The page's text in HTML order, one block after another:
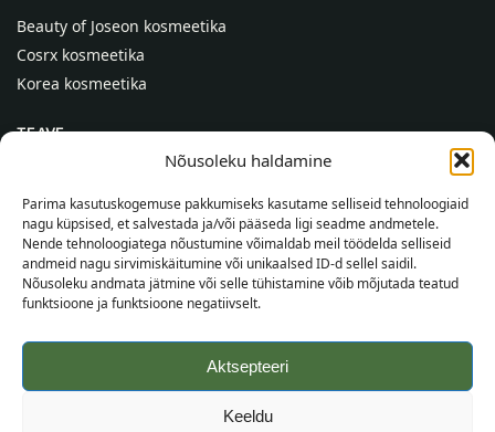
Nõusoleku haldamine
Parima kasutuskogemuse pakkumiseks kasutame selliseid tehnoloogiaid
nagu küpsised, et salvestada ja/või pääseda ligi seadme andmetele.
Nende tehnoloogiatega nõustumine võimaldab meil töödelda selliseid
andmeid nagu sirvimiskäitumine või unikaalsed ID-d sellel saidil.
Nõusoleku andmata jätmine või selle tühistamine võib mõjutada teatud
funktsioone ja funktsioone negatiivselt.
Aktsepteeri
Keeldu
Beauty of Joseon kosmeetika
Cosrx kosmeetika
Korea kosmeetika
TEAVE
Kontaktid
Abi
TEAVE OSTJALE
Tarnetingimused
Tingimused
Veebikaart